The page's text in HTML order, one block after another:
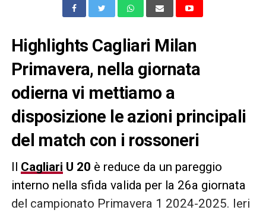
Highlights Cagliari Milan
Primavera, nella giornata
odierna vi mettiamo a
disposizione le azioni principali
del match con i rossoneri
Il Cagliari U 20 è reduce da un pareggio
interno nella sfida valida per la 26a giornata
del campionato Primavera 1 2024-2025. Ieri